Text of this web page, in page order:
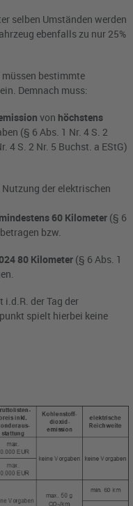
selben Umständen werden
ebenfalls zu nur 25%
müssen bestimmte
Demnach muss:
von höchstens
(§ 6 Abs. 1 Nr. 4 S. 2
4 S. 2 Nr. 5 Buchst. a EStG)
der elektrischen
60 Kilometer (§ 6
bzw.
80 Kilometer (§ 6 Abs. 1
der Tag der
spielt hierbei keine